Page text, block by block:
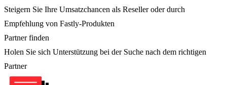
Steigern Sie Ihre Umsatzchancen als Reseller oder durch
Empfehlung von Fastly-Produkten
Partner finden
Holen Sie sich Unterstützung bei der Suche nach dem richtigen
Partner